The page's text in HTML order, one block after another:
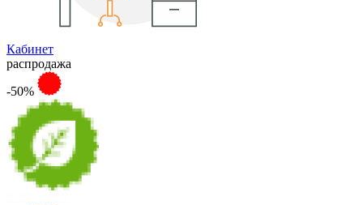
Кабинет
распродажа
-50%